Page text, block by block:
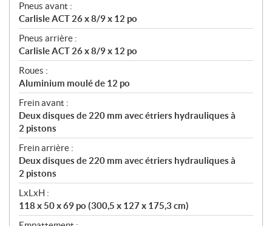
Pneus avant :
Carlisle ACT 26 x 8/9 x 12 po
Pneus arrière :
Carlisle ACT 26 x 8/9 x 12 po
Roues :
Aluminium moulé de 12 po
Frein avant :
Deux disques de 220 mm avec étriers hydrauliques à
2 pistons
Frein arrière :
Deux disques de 220 mm avec étriers hydrauliques à
2 pistons
LxLxH :
118 x 50 x 69 po (300,5 x 127 x 175,3 cm)